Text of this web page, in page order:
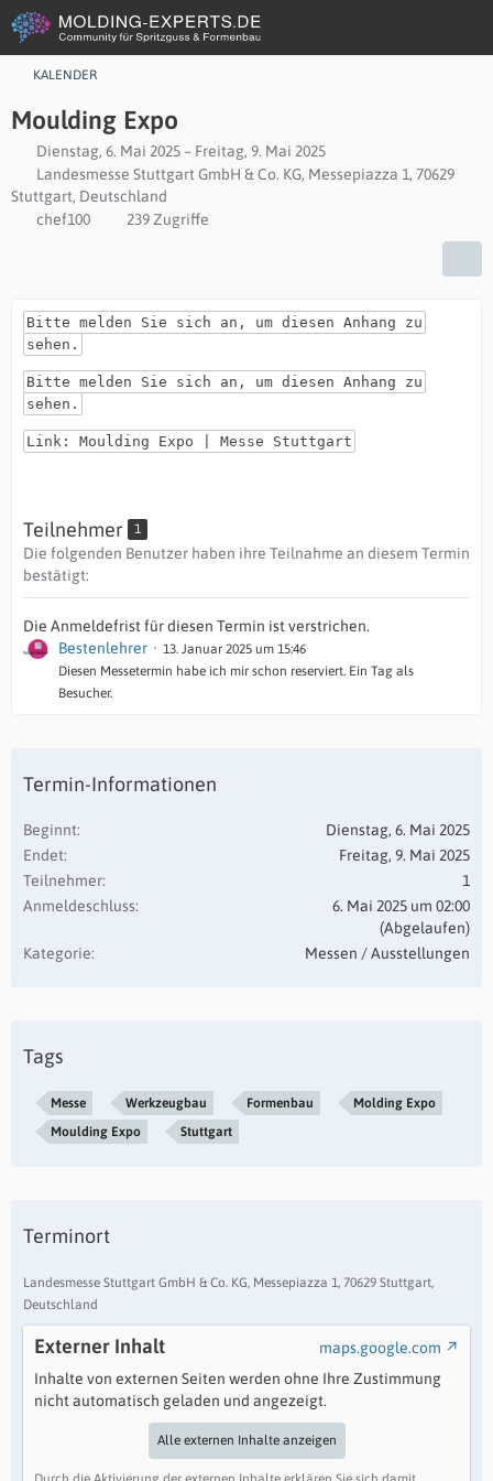
KALENDER
Moulding Expo
Dienstag, 6. Mai 2025 – Freitag, 9. Mai 2025
Landesmesse Stuttgart GmbH & Co. KG, Messepiazza 1, 70629
Stuttgart, Deutschland
chef100
239 Zugriffe
Bitte melden Sie sich an, um diesen Anhang zu
sehen.
Bitte melden Sie sich an, um diesen Anhang zu
sehen.
Link: Moulding Expo | Messe Stuttgart
Teilnehmer 1
Die folgenden Benutzer haben ihre Teilnahme an diesem Termin
bestätigt:
Die Anmeldefrist für diesen Termin ist verstrichen.
Bestenlehrer
13. Januar 2025 um 15:46
Diesen Messetermin habe ich mir schon reserviert. Ein Tag als
Besucher.
Termin-Informationen
Beginnt
Dienstag, 6. Mai 2025
Endet
Freitag, 9. Mai 2025
Teilnehmer
1
Anmeldeschluss
6. Mai 2025 um 02:00
(Abgelaufen)
Kategorie
Messen / Ausstellungen
Tags
Messe Werkzeugbau Formenbau
Molding Expo
Moulding Expo
Stuttgart
Terminort
Landesmesse Stuttgart GmbH & Co. KG, Messepiazza 1, 70629 Stuttgart,
Deutschland
Externer Inhalt
maps.google.com
Inhalte von externen Seiten werden ohne Ihre Zustimmung
nicht automatisch geladen und angezeigt.
Alle externen Inhalte anzeigen